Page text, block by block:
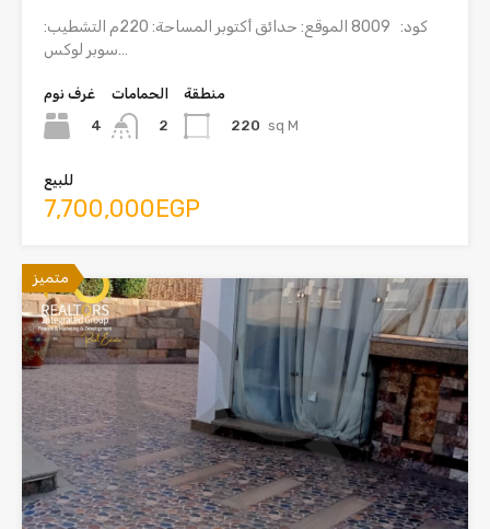
كود: 8009 الموقع: حدائق أكتوبر المساحة: 220م التشطيب:
سوبر لوكس…
غرف نوم
4
الحمامات
2
منطقة
220 sq M
للبيع
7,700,000EGP
متميز